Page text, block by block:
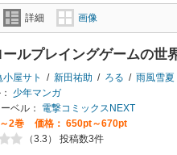
詳細 画像
ールプレイングゲームの世
小屋サト / 新田祐助 / ろる / 雨風雪夏
少年マンガ
ベル：
電撃コミックスNEXT
2巻
価格： 650pt～670pt
（3.3） 投稿数3件